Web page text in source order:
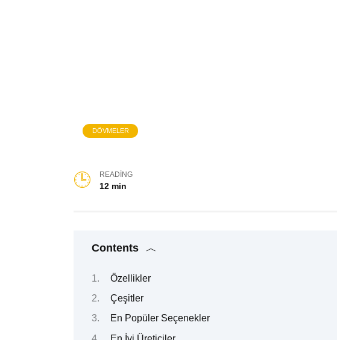
DÖVMELER
READING
12 min
Contents
Özellikler
Çeşitler
En Popüler Seçenekler